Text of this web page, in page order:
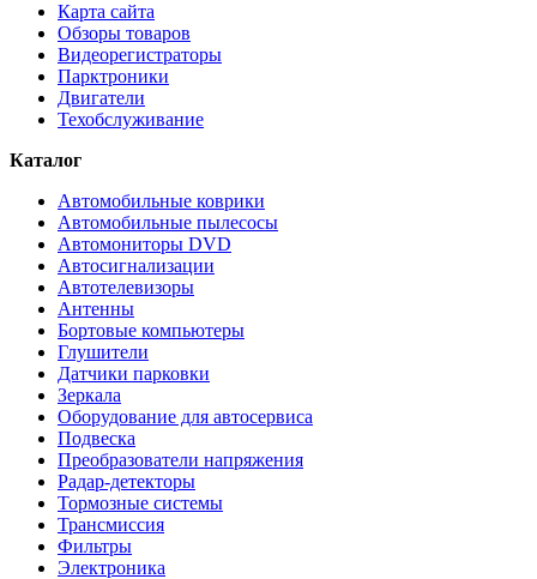
Карта сайта
Обзоры товаров
Видеорегистраторы
Парктроники
Двигатели
Техобслуживание
Каталог
Автомобильные коврики
Автомобильные пылесосы
Автомониторы DVD
Автосигнализации
Автотелевизоры
Антенны
Бортовые компьютеры
Глушители
Датчики парковки
Зеркала
Оборудование для автосервиса
Подвеска
Преобразователи напряжения
Радар-детекторы
Тормозные системы
Трансмиссия
Фильтры
Электроника